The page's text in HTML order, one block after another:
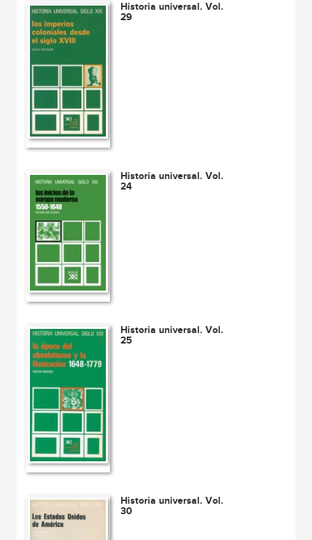
Historia universal. Vol.
29
Historia universal. Vol.
24
Historia universal. Vol.
25
Historia universal. Vol.
30